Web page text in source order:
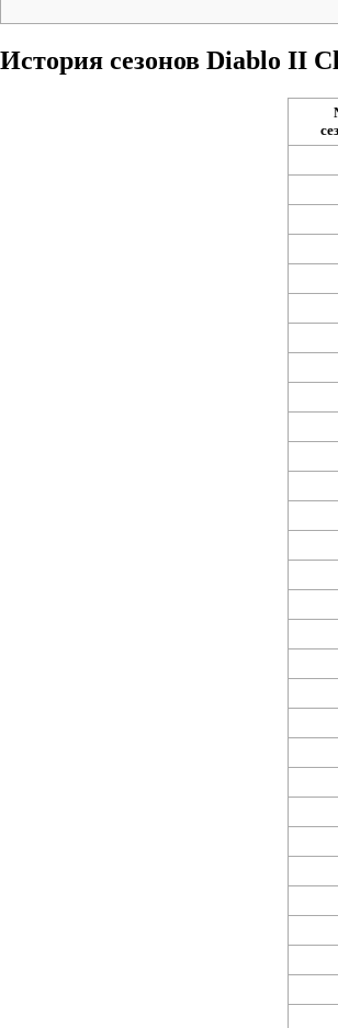
История сезонов Diablo II